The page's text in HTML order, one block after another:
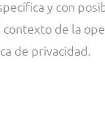
y con
de la
de privacidad.